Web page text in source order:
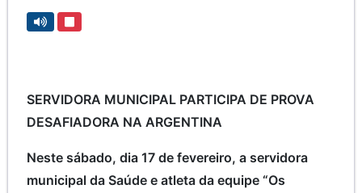
SERVIDORA MUNICIPAL PARTICIPA DE PROVA
DESAFIADORA NA ARGENTINA
Neste sábado, dia 17 de fevereiro, a servidora
municipal da Saúde e atleta da equipe “Os